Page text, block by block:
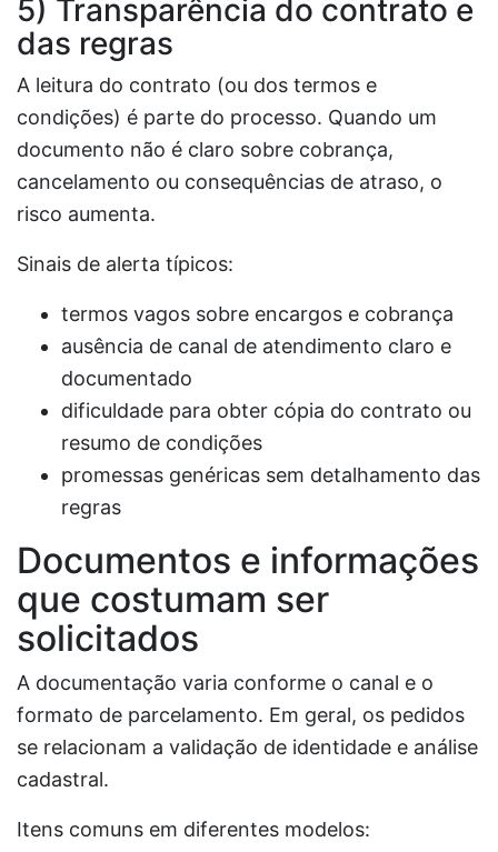
5) Transparência do contrato e
das regras
A leitura do contrato (ou dos termos e
condições) é parte do processo. Quando um
documento não é claro sobre cobrança,
cancelamento ou consequências de atraso, o
risco aumenta.
Sinais de alerta típicos:
termos vagos sobre encargos e cobrança
ausência de canal de atendimento claro e
documentado
dificuldade para obter cópia do contrato ou
resumo de condições
promessas genéricas sem detalhamento das
regras
Documentos e informações
que costumam ser
solicitados
A documentação varia conforme o canal e o
formato de parcelamento. Em geral, os pedidos
se relacionam a validação de identidade e análise
cadastral.
Itens comuns em diferentes modelos: